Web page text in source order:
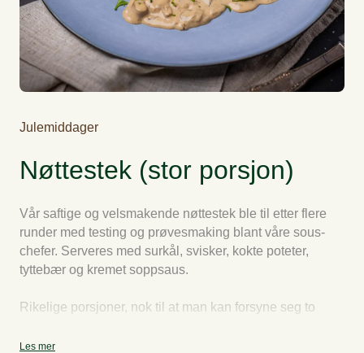
Julemiddager
Nøttestek (stor porsjon)
Vår saftige og velsmakende nøttestek ble til etter flere
runder med testing og prøvesmaking blant våre sous-
chefer. Serveres med surkål, svisker, kokte poteter,
tyttebær og kremet soppsaus.
Rikelige porsjoner, nok til at man kan forsyne seg to
pakkes samlet og fordeles ikke på to serveringer.
Les mer